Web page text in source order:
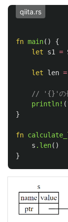
qiita.rs
fn main()
{
let
s1 =
let len =
// '{}'の長
println! (
}
fn
s .len()
}